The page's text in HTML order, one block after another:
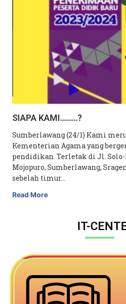
SIAPA KAMI………?
Sumberlawang (24/1) Kami
Kementerian Agama yang
pendidikan. Terletak di Jl. Solo-
Mojopuro, Sumberlawang,
sebelah timur…
Read More
IT-